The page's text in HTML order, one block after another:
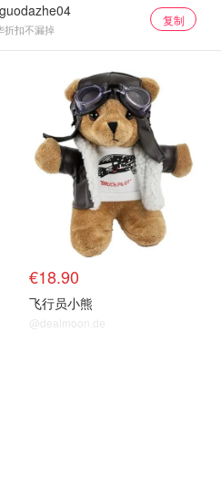
折扣不漏掉
复制
€18.90
飞行员小熊
@dealmoon.de